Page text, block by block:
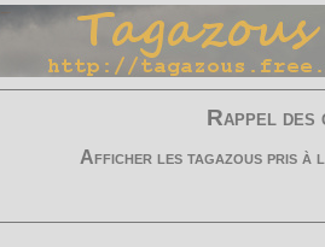
Rappel
Afficher les tagazous pris à